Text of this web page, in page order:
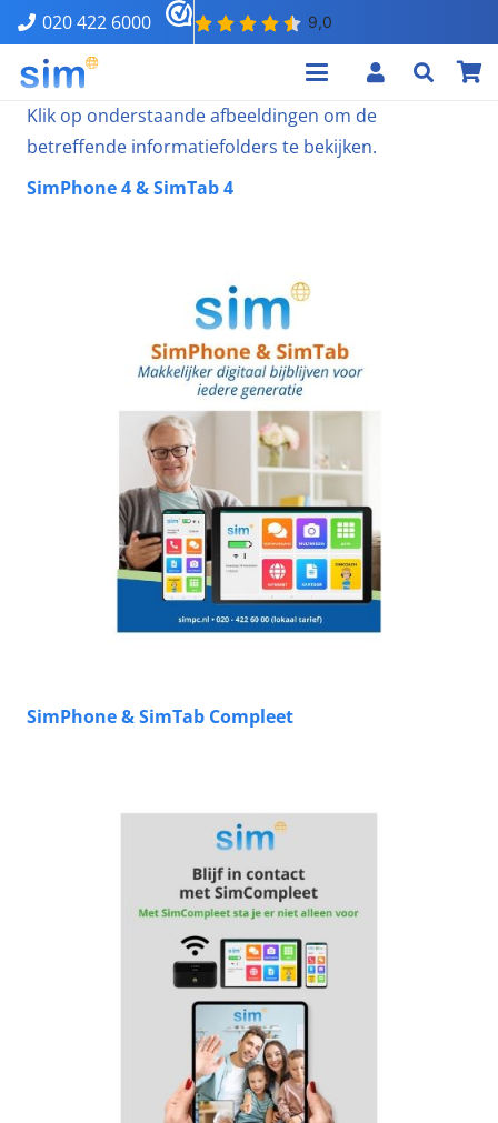
020 422 6000
Klik op onderstaande afbeeldingen om de
betreffende informatiefolders te bekijken.
SimPhone 4 & SimTab 4
SimPhone & SimTab Compleet